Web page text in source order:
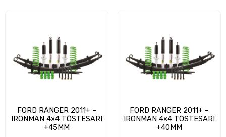
FORD RANGER 2011+ –
IRONMAN 4×4 TÕSTESARI
+45MM
FORD RANGER 2011+ –
IRONMAN 4×4 TÕSTESARI
+40MM